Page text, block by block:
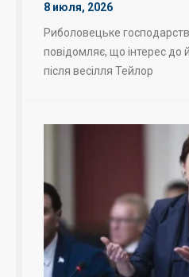
8 июля, 2026
Риболовецьке
повідомляє, що інтерес до
після весілля Тейлор